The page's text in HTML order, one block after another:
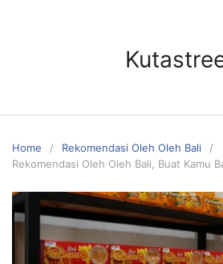
Home
Rekomendasi Oleh Oleh Bali
Rekomendasi Oleh Oleh Bali, Buat Kamu